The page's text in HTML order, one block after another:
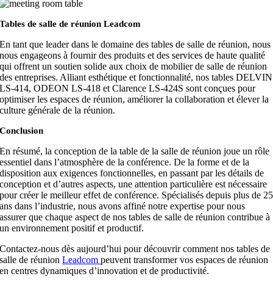
Tables de salle de réunion Leadcom
En tant que leader dans le domaine des tables de salle de réunion, nous
nous engageons à fournir des produits et des services de haute qualité
qui offrent un soutien solide aux choix de mobilier de salle de réunion
des entreprises. Alliant esthétique et fonctionnalité, nos tables DELVIN
LS-414, ODEON LS-418 et Clarence LS-424S sont conçues pour
optimiser les espaces de réunion, améliorer la collaboration et élever la
culture générale de la réunion.
Conclusion
En résumé, la conception de la table de la salle de réunion joue un rôle
essentiel dans l’atmosphère de la conférence. De la forme et de la
disposition aux exigences fonctionnelles, en passant par les détails de
conception et d’autres aspects, une attention particulière est nécessaire
pour créer le meilleur effet de conférence. Spécialisés depuis plus de 25
ans dans l’industrie, nous avons affiné notre expertise pour nous
assurer que chaque aspect de nos tables de salle de réunion contribue à
un environnement positif et productif.
Contactez-nous dès aujourd’hui pour découvrir comment nos tables de
salle de réunionLeadcompeuvent transformer vos espaces de réunion
en centres dynamiques d’innovation et de productivité.